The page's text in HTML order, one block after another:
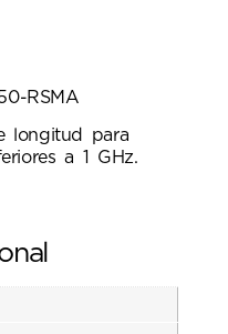
RSMA
longitud para
a 1 GHz.